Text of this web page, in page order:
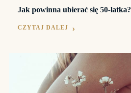
Jak powinna ubierać się 50-latka?
CZYTAJ DALEJ